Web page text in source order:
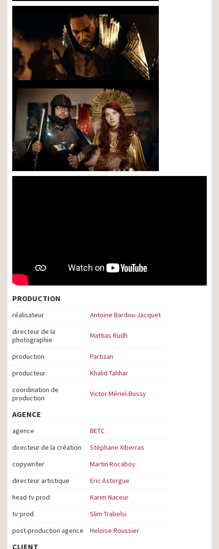
PRODUCTION
réalisateur
Antoine Bardou-Jacquet
directeur de la
photographie
Mattias Rudh
production
Partizan
producteur
Khalid Tahhar
coordination de
production
Victor Mériel-Bussy
AGENCE
agence
BETC
directeur de la création
Stéphane Xiberras
copywriter
Martin Rocaboy
directeur artistique
Eric Astorgue
head tv prod
Karim Naceur
tv prod
Slim Trabelsi
post-production agence
Heloise Roussier
CLIENT